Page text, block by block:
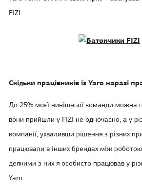
FIZI.
Скільки працівників із Yaro наразі
До 25% моєї нинішньої команди можна
вони прийшли у FIZI не одночасно, а у
компанії, ухваливши рішення з різних
працювали в інших брендах між
деякими з них я особисто працював у
Yaro.